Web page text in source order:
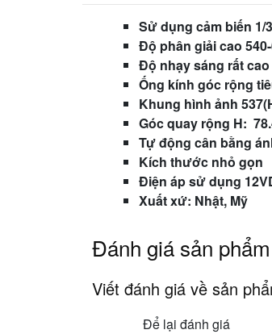
Sử dụng cảm biến 1/
Độ phân giải cao
Độ nhạy sáng rất cao
Ống kính góc rộng
Khung hình ảnh
Góc quay rộng H:
Tự động cân bằng
Kích thước nhỏ gọn
Điện áp sử dụng
Xuất xứ: Nhật, Mỹ
Đánh giá sản phẩm
Viết đánh giá về sản
Để lại đánh giá